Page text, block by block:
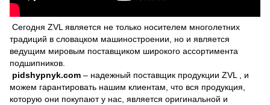
Сегодня ZVL является не только носителем многолетних
традиций в словацком машиностроении, но и является
ведущим мировым поставщиком широкого ассортимента
подшипников.
pidshypnyk.com – надежный поставщик продукции ZVL , и
можем гарантировать нашим клиентам, что вся продукция,
которую они покупают у нас, является оригинальной и